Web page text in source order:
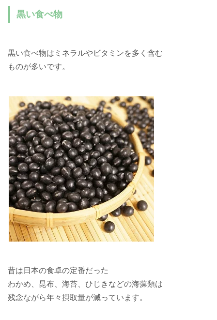
黒い食べ物
黒い食べ物はミネラルやビタミンを多く含む
ものが多いです。
昔は日本の食卓の定番だった
わかめ、昆布、海苔、ひじきなどの海藻類は
残念ながら年々摂取量が減っています。